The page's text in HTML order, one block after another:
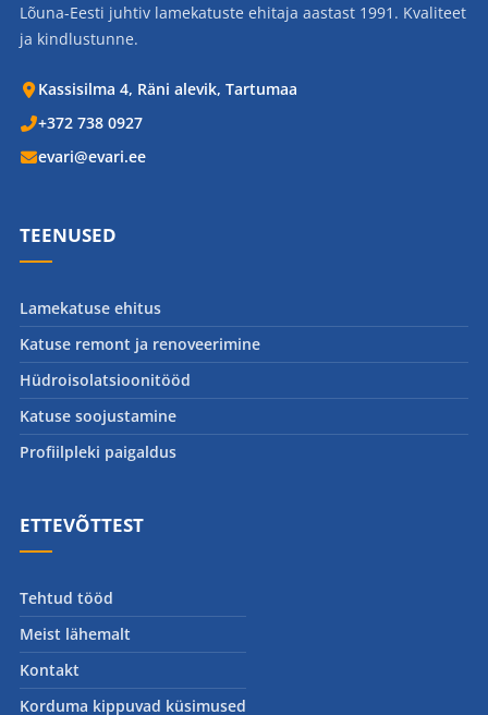
Lõuna-Eesti juhtiv lamekatuste ehitaja aastast 1991. Kvaliteet
ja kindlustunne.
Kassisilma 4, Räni alevik, Tartumaa
+372 738 0927
evari@evari.ee
TEENUSED
Lamekatuse ehitus
Katuse remont ja renoveerimine
Hüdroisolatsioonitööd
Katuse soojustamine
Profiilpleki paigaldus
ETTEVÕTTEST
Tehtud tööd
Meist lähemalt
Kontakt
Korduma kippuvad küsimused